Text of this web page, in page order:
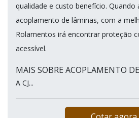
qualidade e custo benefício. Quando
acoplamento de lâminas, com a
Rolamentos irá encontrar proteção
acessível.
MAIS SOBRE ACOPLAMENTO
A CJ...